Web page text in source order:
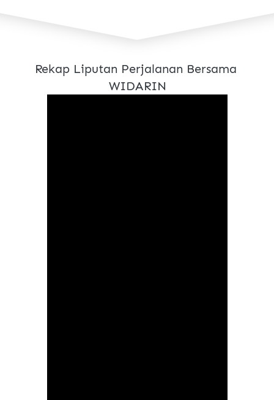
Rekap Liputan Perjalanan Bersama
WIDARIN